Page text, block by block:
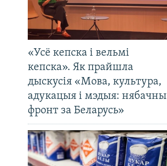
«Усё кепска і вельмі
кепска». Як прайшла
дыскусія «Мова, культура,
адукацыя і мэдыя: нябачны
фронт за Беларусь»